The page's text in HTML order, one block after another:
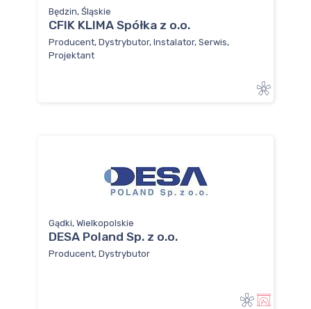
Będzin, Śląskie
CFIK KLIMA Spółka z o.o.
Producent, Dystrybutor, Instalator, Serwis,
Projektant
Gądki, Wielkopolskie
DESA Poland Sp. z o.o.
Producent, Dystrybutor